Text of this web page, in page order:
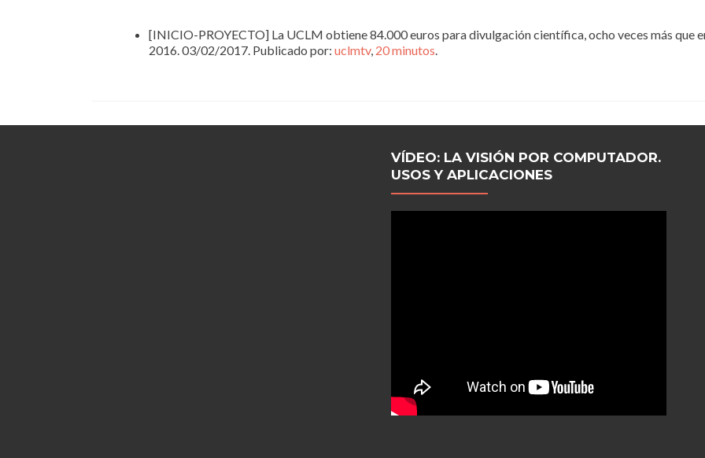
[INICIO-PROYECTO] La UCLM obtiene 84.000 euros para divulgación científica, ocho veces más que
2016. 03/02/2017. Publicado por: uclmtv, 20 minutos.
VÍDEO: LA VISIÓN POR COMPUTADOR.
USOS Y APLICACIONES